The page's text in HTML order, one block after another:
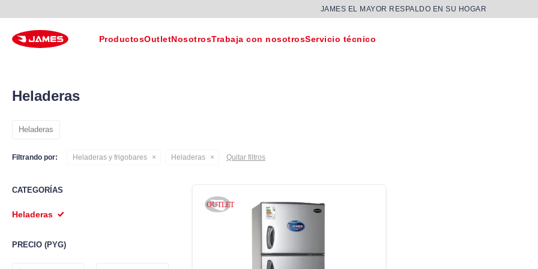
JAMES EL MAYOR RESPALDO EN SU HOGAR
ProductosOutletNosotrosTrabaja con nosotrosServicio técnico
Heladeras
Heladeras
Filtrando por: Heladeras y frigobares Heladeras Quitar filtros
CATEGORÍAS
Heladeras
PRECIO (PYG)